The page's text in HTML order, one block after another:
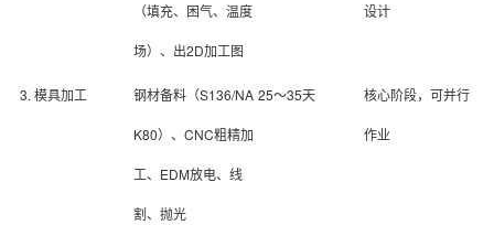
（填充、困气、温度
场）、出2D加工图
设计
3. 模具加工 钢材备料（S136/NA
K80）、CNC粗精加
工、EDM放电、线
割、抛光
25～35天 核心阶段，可并行
作业